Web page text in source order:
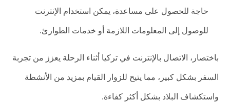
حاجة للحصول على مساعدة، يمكن استخدام الإنترنت
للوصول إلى المعلومات اللازمة أو خدمات الطوارئ.
باختصار، الاتصال بالإنترنت في تركيا أثناء الرحلة يعزز من تجربة
السفر بشكل كبير، مما يتيح للزوار القيام بمزيد من الأنشطة
واستكشاف البلاد بشكل أكثر كفاءة.